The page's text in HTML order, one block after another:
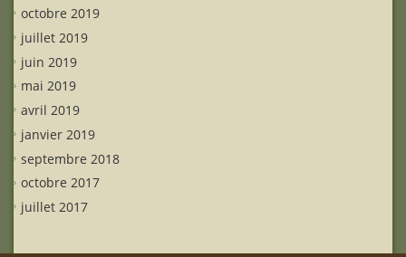
octobre 2019
juillet 2019
juin 2019
mai 2019
avril 2019
janvier 2019
septembre 2018
octobre 2017
juillet 2017